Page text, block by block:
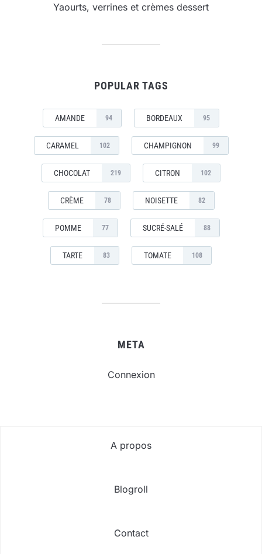
Yaourts, verrines et crèmes dessert
POPULAR TAGS
AMANDE 94 BORDEAUX 95
CARAMEL 102 CHAMPIGNON 99
CHOCOLAT 219 CITRON 102
CRÈME 78 NOISETTE 82
POMME 77 SUCRÉ-SALÉ 88
TARTE 83 TOMATE 108
META
Connexion
A propos
Blogroll
Contact